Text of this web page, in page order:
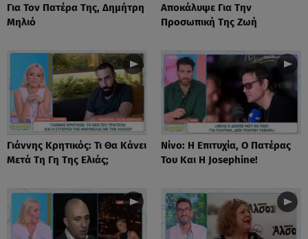
Για Τον Πατέρα Της, Δημήτρη
Μηλιό
Αποκάλυψε Για Την
Προσωπική Της Ζωή
Γιάννης Κρητικός: Τι Θα Κάνει
Μετά Τη Γη Της Ελιάς;
Νίνο: Η Επιτυχία, Ο Πατέρας
Του Και Η Josephine!